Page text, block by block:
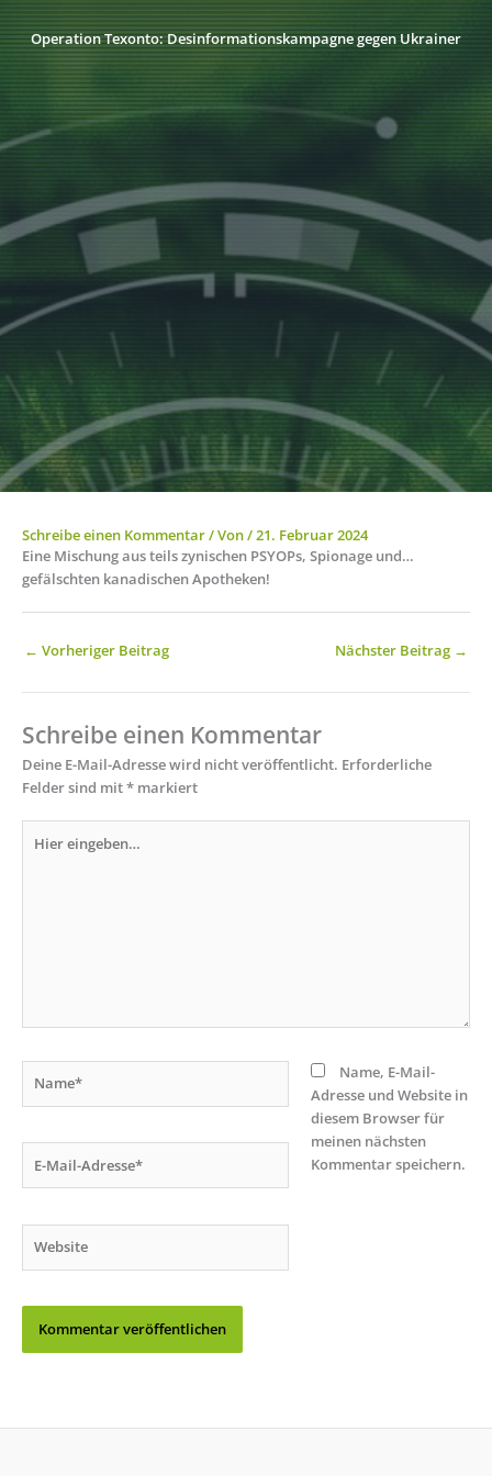
Operation Texonto: Desinformationskampagne gegen Ukrainer
Schreibe einen Kommentar/ Von/21. Februar 2024
Eine Mischung aus teils zynischen PSYOPs, Spionage und…
gefälschten kanadischen Apotheken!
← Vorheriger Beitrag Nächster Beitrag →
Schreibe einen Kommentar
Deine E-Mail-Adresse wird nicht veröffentlicht. Erforderliche
Felder sind mit* markiert
eingeben…
Mail-
Name, E-Mail-
Adresse und Website in
diesem Browser für
meinen nächsten
Kommentar speichern.